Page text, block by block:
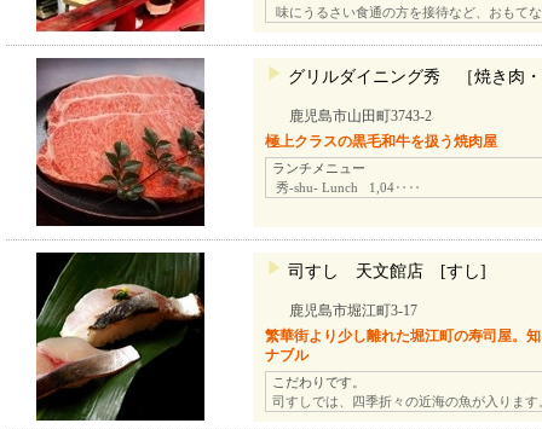
味にうるさい食通の方を接待など、おもて
グリルダイニング秀 ［焼き肉
鹿児島市山田町3743-2
極上クラスの黒毛和牛を扱う焼肉屋
ランチメニュー
秀-shu- Lunch 1,04‥‥
司すし 天文館店 [すし]
鹿児島市堀江町3-17
繁華街より少し離れた堀江町の寿司屋。
ナブル
こだわりです。
司すしでは、四季折々の近海の魚が入りま